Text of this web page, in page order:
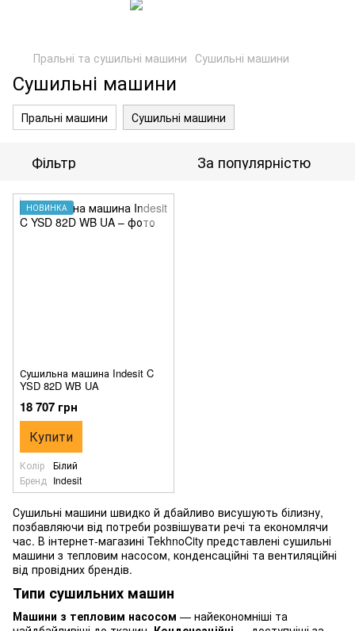
Пральні та сушильні машини Сушильні машини
Сушильні машини
Пральні машини Сушильні машини
Фільтр За популярністю
НОВИНКА
Сушильна машина Indesit C
YSD 82D WB UA
18 707 грн
Купити
Колір
Білий
Бренд Indesit
Сушильні машини швидко й дбайливо висушують білизну,
позбавляючи від потреби розвішувати речі та економлячи
час. В інтернет-магазині TekhnoCity представлені сушильні
машини з тепловим насосом, конденсаційні та вентиляційні
від провідних брендів.
Типи сушильних машин
Машини з тепловим насосом — найекономніші та